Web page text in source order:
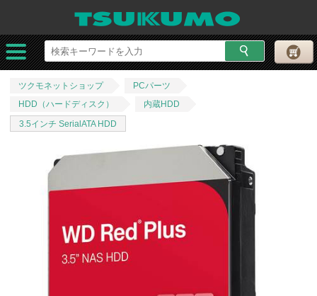
ツクモネットショップ
PCパーツ
HDD（ハードディスク）
内蔵HDD
3.5インチ SerialATA HDD